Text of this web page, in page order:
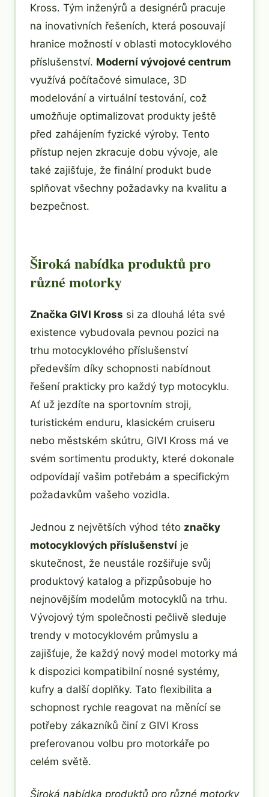
Kross. Tým inženýrů a designérů pracuje
na inovativních řešeních, která posouvají
hranice možností v oblasti motocyklového
příslušenství. Moderní vývojové centrum
využívá počítačové simulace, 3D
modelování a virtuální testování, což
umožňuje optimalizovat produkty ještě
před zahájením fyzické výroby. Tento
přístup nejen zkracuje dobu vývoje, ale
také zajišťuje, že finální produkt bude
splňovat všechny požadavky na kvalitu a
bezpečnost.
Široká nabídka produktů pro
různé motorky
Značka GIVI Kross si za dlouhá léta své
existence vybudovala pevnou pozici na
trhu motocyklového příslušenství
především díky schopnosti nabídnout
řešení prakticky pro každý typ motocyklu.
Ať už jezdíte na sportovním stroji,
turistickém enduru, klasickém cruiseru
nebo městském skútru, GIVI Kross má ve
svém sortimentu produkty, které dokonale
odpovídají vašim potřebám a specifickým
požadavkům vašeho vozidla.
Jednou z největších výhod této značky
motocyklových příslušenství je
skutečnost, že neustále rozšiřuje svůj
produktový katalog a přizpůsobuje ho
nejnovějším modelům motocyklů na trhu.
Vývojový tým společnosti pečlivě sleduje
trendy v motocyklovém průmyslu a
zajišťuje, že každý nový model motorky má
k dispozici kompatibilní nosné systémy,
kufry a další doplňky. Tato flexibilita a
schopnost rychle reagovat na měnící se
potřeby zákazníků činí z GIVI Kross
preferovanou volbu pro motorkáře po
celém světě.
Široká nabídka produktů pro různé motorky